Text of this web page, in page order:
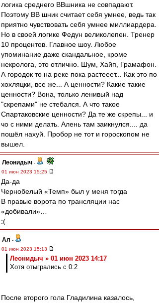
логика среднего ВВшника не совпадают.
Поэтому ВВ шник считает себя умнее, ведь так
приятно чувствовать себя умнее миллиардера.
Но в своей логике Федун великолепен. Тренер
10 процентов. Главное шоу. Любое
упоминание даже скандальное, кроме
некролога, это отлично. Шум, Хайп, Грамафон.
А городок то на реке пока растееет... Как это по
хохляцки, все же... А ценности? Какие такие
ценности? Вона, только ленивый над
"скрепами" не стебался. А что такое
Спартаковские ценности? Да те же скрепы... и
чо с ними делать. Алень там заикнулся.... да
пошёл нахуй. Пробор не тот и гороскопом не
вышел.
Леонидыч -
01 июн 2023 15:25
Да-да
Чернобелый «Темп» был у меня тогда
В правые ворота по трансляции нас
«добивали»…
:(
Ал -
01 июн 2023 15:13
Леонидыч » 01 июн 2023 14:17
Хотя отыгрались с 0:2
После второго гола Гладилина казалось,